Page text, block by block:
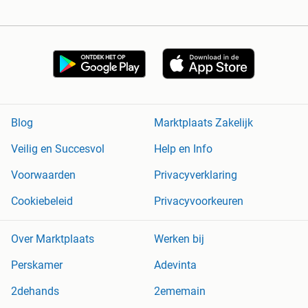
Blog
Marktplaats Zakelijk
Veilig en Succesvol
Help en Info
Voorwaarden
Privacyverklaring
Cookiebeleid
Privacyvoorkeuren
Over Marktplaats
Werken bij
Perskamer
Adevinta
2dehands
2ememain